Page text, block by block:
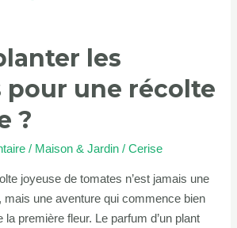
les
pour une récolte
?
/ Maison & Jardin /Cerise
joyeuse de tomates n’est jamais une
mais une aventure qui commence bien
la première fleur. Le parfum d’un plant